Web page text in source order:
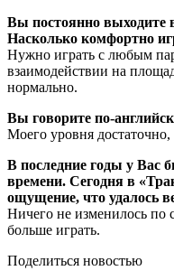
Вы постоянно выходите
Насколько комфортно
Нужно играть с любым
взаимодействии на
нормально.
Вы говорите по-
Моего уровня
В последние годы у Вас
времени. Сегодня в
ощущение, что удалось
Ничего не изменилось по
больше играть.
Поделиться новостью